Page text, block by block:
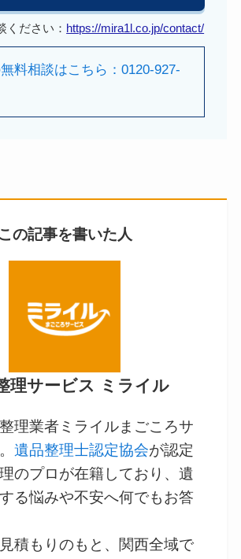
ください： https://mira1l.co.jp/contact/
料相談はこちら：0120-927-
この記事を書いた人
理サービス ミライル
理業者ミライルまごころサ
遺品整理士認定協会が認定
のプロが在籍しており、遺
る悩みや不安へ何でもお答
積もりのもと、関西全域で